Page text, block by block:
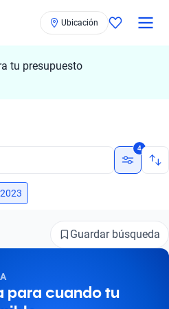
Ubicación
tu presupuesto
4
2023
Guardar búsqueda
para cuando tu